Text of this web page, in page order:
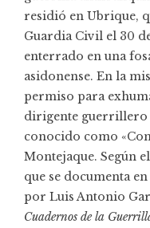
residió en Ubrique,
Guardia Civil el 30
enterrado en una
asidonense. En la
permiso para
dirigente guerrillero
conocido como
Montejaque. Según
que se documenta
por Luis Antonio
Cuadernos de la